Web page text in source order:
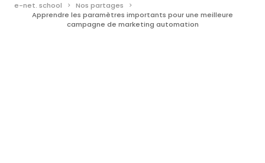
e-net. school
Nos partages
Apprendre les paramètres importants pour une meilleure
campagne de marketing automation